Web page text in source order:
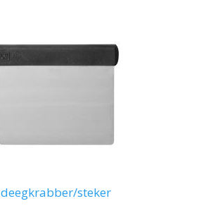
deegkrabber/steker